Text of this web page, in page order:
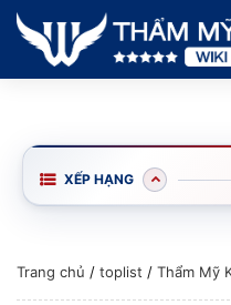
XẾP HẠNG
Trang chủ / toplist / Thẩm Mỹ